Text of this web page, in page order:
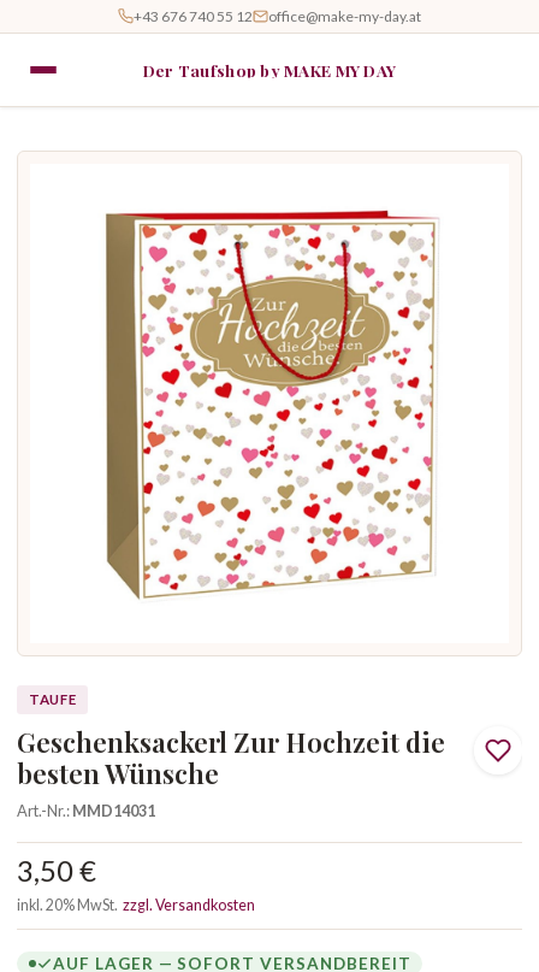
+43 676 740 55 12 office@make-my-day.at
Der Taufshop by MAKE MY DAY
TAUFE
Geschenksackerl Zur Hochzeit die
besten Wünsche
Art.-Nr.:MMD14031
3,50 €
inkl. 20% MwSt. zzgl. Versandkosten
AUF LAGER — SOFORT VERSANDBEREIT